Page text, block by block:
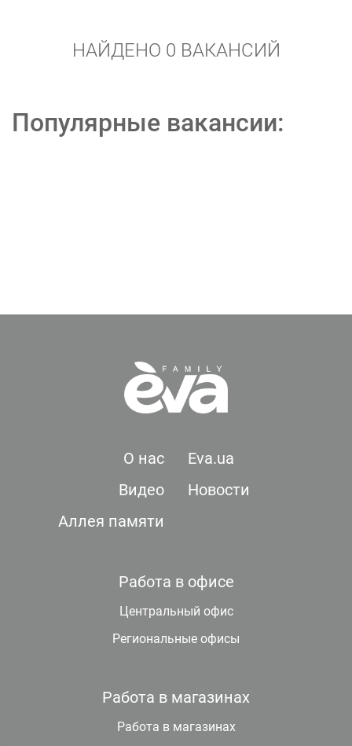
НАЙДЕНО 0 ВАКАНСИЙ
Популярные вакансии:
О нас
Eva.ua
Видео
Новости
Аллея памяти
Работа в офисе
Центральный офис
Региональные офисы
Работа в магазинах
Работа в магазинах